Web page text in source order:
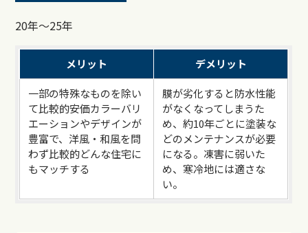
20年～25年
メリット デメリット
一部の特殊なものを除い
て比較的安価カラーバリ
エーションやデザインが
豊富で、洋風・和風を問
わず比較的どんな住宅に
もマッチする
膜が劣化すると防水性能
がなくなってしまうた
め、約10年ごとに塗装な
どのメンテナンスが必要
になる。凍害に弱いた
め、寒冷地には適さな
い。